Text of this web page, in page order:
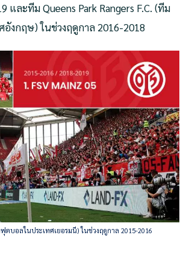
และทีม Queens Park Rangers F.C. (ทีม
งกฤษ) ในช่วงฤดูกาล 2016-2018
ตบอลในประเทศเยอรมนี) ในช่วงฤดูกาล 2015-2016